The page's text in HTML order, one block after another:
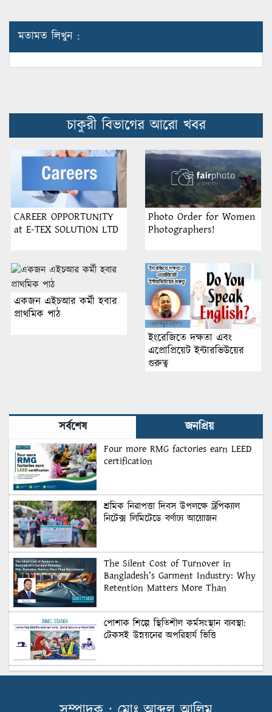
মতামত লিখুন :
চাকুরী বিভাগের আরো খবর
CAREER OPPORTUNITY
at E-TEX SOLUTION LTD
Photo Order for Women
Photographers!
একজন এইচআর কর্মী হবার
প্রাথমিক পাঠ
ইংরেজিতে দক্ষতা এবং
এপ্রোপ্রিয়েট ইন্টারভিউয়ের
গুরুত্ব
সর্বশেষ জনপ্রিয়
Four more RMG factories earn LEED
certification
শ্রমিক নিরাপত্তা দিবস উপলক্ষে ট্রপিক্যাল
নিটেক্স লিমিটেডে বর্ণাঢ্য আয়োজন
The Silent Cost of Turnover in
Bangladesh’s Garment Industry: Why
Retention Matters More Than
পোশাক শিল্পে স্থিতিশীল কর্মসংস্থান ব্যবস্থা:
টেকসই উন্নয়নের অপরিহার্য ভিত্তি
শুল্কের দেয়াল ভাঙার সুযোগ: মার্কিন বাজারে